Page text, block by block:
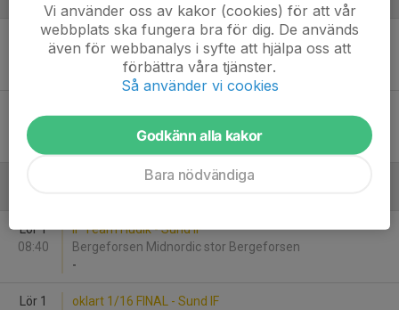
Fre 31
12:10
Fränsta IK - Sund IF
Bergeforsen Midnordic stor Bergeforsen
18:00
Arenta omrdået konstgräs 9 mot 9
Lör 1
08:40
IF Team Hudik - Sund IF
Bergeforsen Midnordic stor Bergeforsen
-
Lör 1
oklart 1/16 FINAL - Sund IF
Vi använder oss av kakor (cookies) för att vår
webbplats ska fungera bra för dig. De används
även för webbanalys i syfte att hjälpa oss att
förbättra våra tjänster.
Så använder vi cookies
Godkänn alla kakor
Bara nödvändiga